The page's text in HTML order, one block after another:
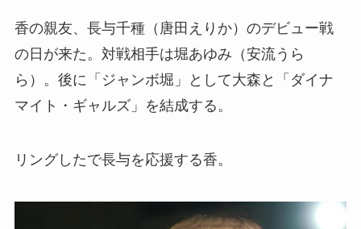
香の親友、長与千種（唐田えりか）のデビュー戦
の日が来た。対戦相手は堀あゆみ（安流うら
ら）。後に「ジャンボ堀」として大森と「ダイナ
マイト・ギャルズ」を結成する。
リングしたで長与を応援する香。